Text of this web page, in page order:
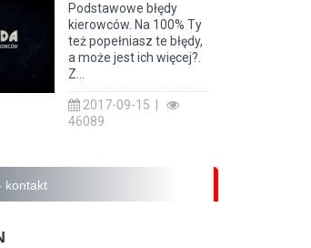
Podstawowe błędy
kierowców. Na 100% Ty
też popełniasz te błędy,
a może jest ich więcej?.
Z...
2017-09-15 |
46089
kontakt